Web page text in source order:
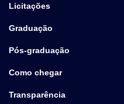
Licitações
Graduação
Pós-graduação
Como chegar
Transparência